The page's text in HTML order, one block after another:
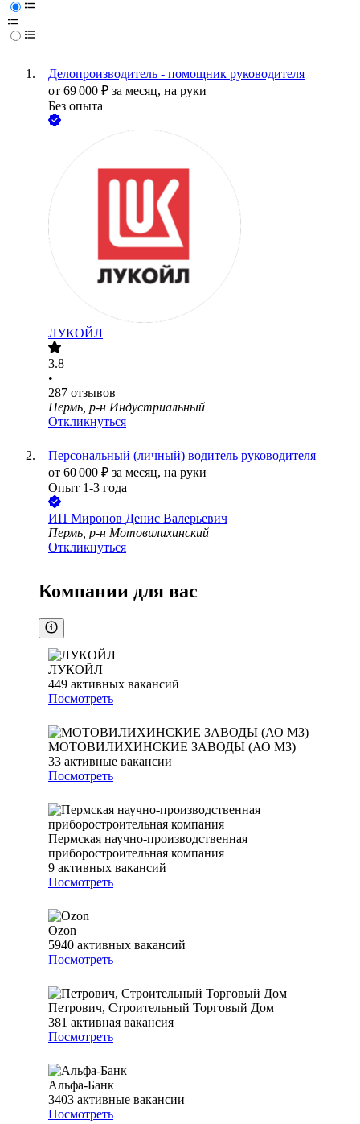
Делопроизводитель - помощник руководителя
от 69 000 ₽ за месяц, на руки
Без опыта
ЛУКОЙЛ
3.8
•
287 отзывов
Пермь, р-н Индустриальный
Откликнуться
Персональный (личный) водитель руководителя
от 60 000 ₽ за месяц, на руки
Опыт 1-3 года
ИП Миронов Денис Валерьевич
Пермь, р-н Мотовилихинский
Откликнуться
Компании для вас
ЛУКОЙЛ
449 активных вакансий
Посмотреть
МОТОВИЛИХИНСКИЕ ЗАВОДЫ (АО МЗ)
33 активные вакансии
Посмотреть
Пермская научно-производственная
приборостроительная компания
9 активных вакансий
Посмотреть
Ozon
5940 активных вакансий
Посмотреть
Петрович, Строительный Торговый Дом
381 активная вакансия
Посмотреть
Альфа-Банк
3403 активные вакансии
Посмотреть